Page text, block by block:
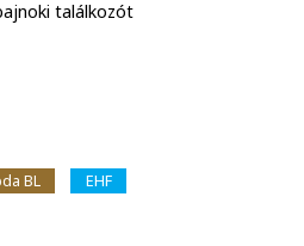
találkozót
BL EHF